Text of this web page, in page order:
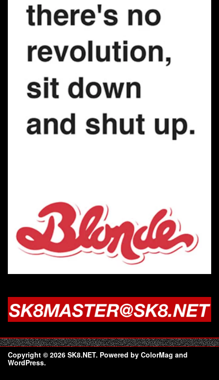
Copyright © 2026 SK8.NET. Powered by ColorMag and
WordPress.